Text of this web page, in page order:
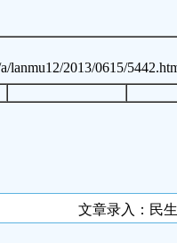
lanmu12/2013/0615/
文章录入：民